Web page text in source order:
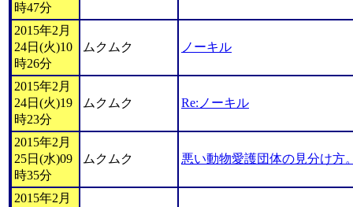
時47分
2015年2月
24日(火)10
時26分
ムクムク ノーキル
2015年2月
24日(火)19
時23分
ムクムク Re:ノーキル
2015年2月
25日(水)09
時35分
ムクムク 悪い動物愛護団体の見分け方
2015年2月